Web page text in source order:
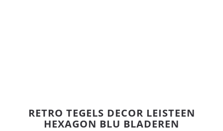
RETRO TEGELS DECOR LEISTEEN
HEXAGON BLU BLADEREN